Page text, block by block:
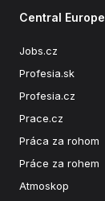
Central Europe
Jobs.cz
Profesia.sk
Profesia.cz
Prace.cz
Práca za rohom
Práce za rohem
Atmoskop